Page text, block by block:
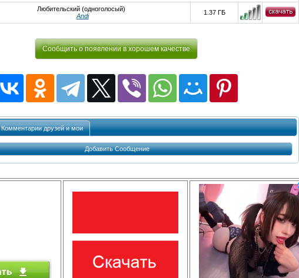
Любительский (одноголосый)
Andi
1.37 ГБ
Сообщить о появлении в хорошем качестве
Комментарии друзей и мои
Добавить Сообщение